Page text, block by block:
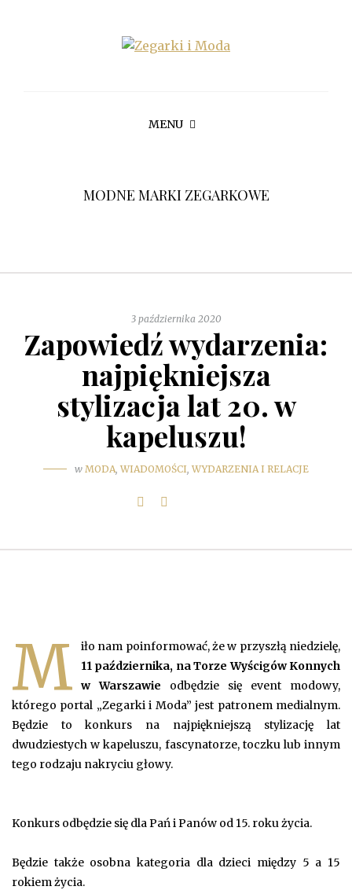
MENU
MODNE MARKI ZEGARKOWE
3 października 2020
Zapowiedź wydarzenia:
najpiękniejsza
stylizacja lat 20. w
kapeluszu!
w MODA WIADOMOŚCI WYDARZENIA I RELACJE
M
iło nam poinformować, że w przyszłą niedzielę,
11 października, na Torze Wyścigów Konnych
w Warszawie odbędzie się event modowy,
którego portal „Zegarki i Moda” jest patronem medialnym.
Będzie to konkurs na najpiękniejszą stylizację lat
dwudziestych w kapeluszu, fascynatorze, toczku lub innym
tego rodzaju nakryciu głowy.
Konkurs odbędzie się dla Pań i Panów od 15. roku życia.
Będzie także osobna kategoria dla dzieci między 5 a 15
rokiem życia.